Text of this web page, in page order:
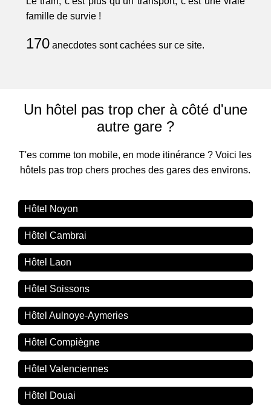
famille de survie !
170anecdotes sont cachées sur ce site.
Un hôtel pas trop cher à côté d'une
autre gare ?
T'es comme ton mobile, en mode itinérance ? Voici les
hôtels pas trop chers proches des gares des environs.
Hôtel Noyon
Hôtel Cambrai
Hôtel Laon
Hôtel Soissons
Hôtel Aulnoye-Aymeries
Hôtel Compiègne
Hôtel Valenciennes
Hôtel Douai